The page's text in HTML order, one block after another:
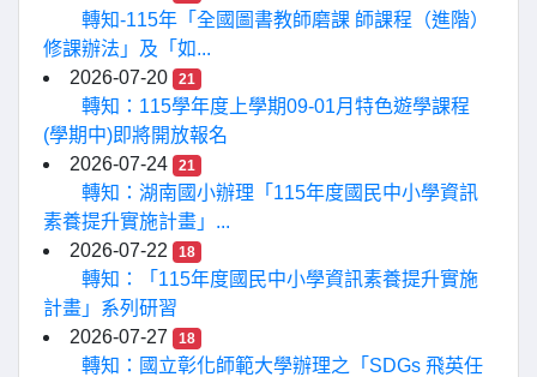
轉知-115年「全國圖書教師磨課 師課程（進階）
修課辦法」及「如...
2026-07-20
21
轉知：115學年度上學期09-01月特色遊學課程
(學期中)即將開放報名
2026-07-24
21
轉知：湖南國小辦理「115年度國民中小學資訊
素養提升實施計畫」...
2026-07-22
18
轉知：「115年度國民中小學資訊素養提升實施
計畫」系列研習
2026-07-27
18
轉知：國立彰化師範大學辦理之「SDGs 飛英任